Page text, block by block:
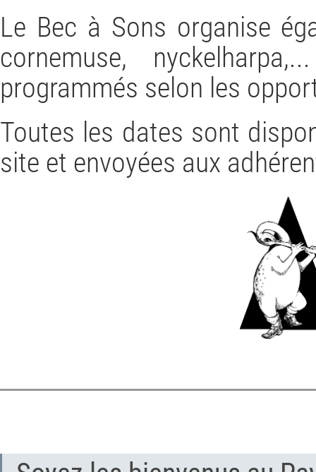
Le Bec à Sons organise
cornemuse,
programmés selon les
Toutes les dates sont
site et envoyées aux